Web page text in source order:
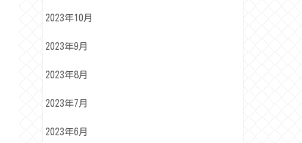
2023年10月
2023年9月
2023年8月
2023年7月
2023年6月